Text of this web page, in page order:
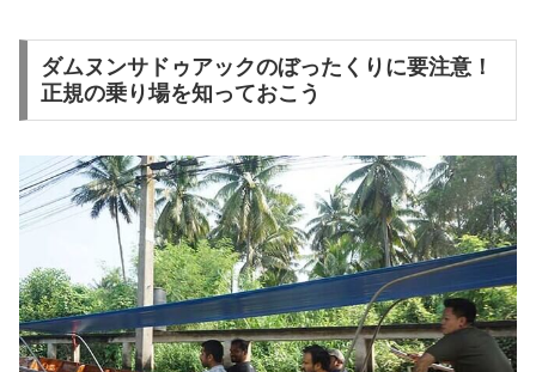
ダムヌンサドゥアックのぼったくりに要注意！
正規の乗り場を知っておこう